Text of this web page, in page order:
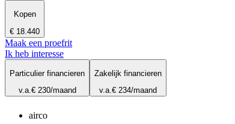
Kopen
€ 18.440
Maak een proefrit
Ik heb interesse
Particulier financieren
v.a.€ 230/maand
Zakelijk financieren
v.a.€ 234/maand
airco